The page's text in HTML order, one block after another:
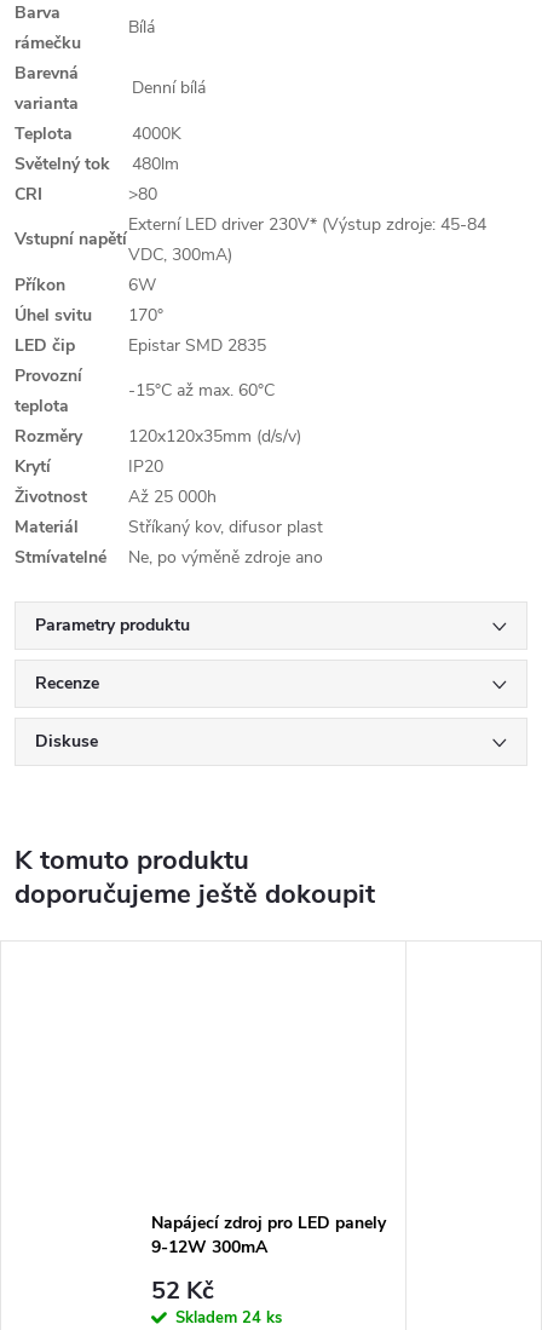
Barva
rámečku
Bílá
Barevná
varianta
Denní bílá
Teplota
4000K
Světelný tok
480lm
CRI
>80
Vstupní napětí
Externí LED driver 230V* (Výstup zdroje: 45-84
VDC, 300mA)
Příkon
6W
Úhel svitu
170°
LED čip
Epistar SMD 2835
Provozní
teplota
-15°C až max. 60°C
Rozměry
120x120x35mm (d/s/v)
Krytí
IP20
Životnost
Až 25 000h
Materiál
Stříkaný kov, difusor plast
Stmívatelné
Ne, po výměně zdroje ano
Parametry produktu
Recenze
Diskuse
K tomuto produktu
doporučujeme ještě dokoupit
Napájecí zdroj pro LED panely
9-12W 300mA
52 Kč
Skladem 24 ks